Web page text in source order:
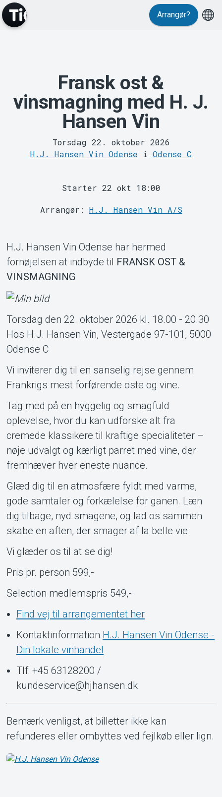
MyTickster
Arrangør?
Fransk ost &
vinsmagning med H. J.
Hansen Vin
Torsdag 22. oktober 2026
H.J. Hansen Vin Odense i Odense C
Starter 22 okt 18:00
Arrangør: H.J. Hansen Vin A/S
H.J. Hansen Vin Odense har hermed
fornøjelsen at indbyde til FRANSK OST &
VINSMAGNING
Torsdag den 22. oktober 2026 kl. 18.00 - 20.30
Hos H.J. Hansen Vin, Vestergade 97-101, 5000
Odense C
Vi inviterer dig til en sanselig rejse gennem
Frankrigs mest forførende oste og vine.
Tag med på en hyggelig og smagfuld
oplevelse, hvor du kan udforske alt fra
cremede klassikere til kraftige specialiteter –
nøje udvalgt og kærligt parret med vine, der
fremhæver hver eneste nuance.
Glæd dig til en atmosfære fyldt med varme,
gode samtaler og forkælelse for ganen. Læn
dig tilbage, nyd smagene, og lad os sammen
skabe en aften, der smager af la belle vie.
Vi glæder os til at se dig!
Pris pr. person 599,-
Selection medlemspris 549,-
Find vej til arrangementet her
Kontaktinformation H.J. Hansen Vin Odense -
Din lokale vinhandel
Tlf: +45 63128200 /
kundeservice@hjhansen.dk
Bemærk venligst, at billetter ikke kan
refunderes eller ombyttes ved fejlkøb eller lign.